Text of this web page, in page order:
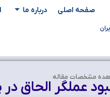
صفحه اصلی درباره ما
مشخصات مقاله
عملگر الحاق در